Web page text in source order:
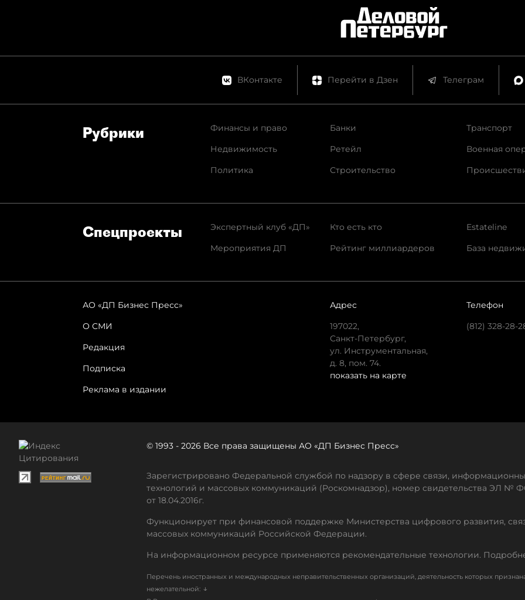
ВКонтакте Перейти в Дзен Телеграм
Рубрики
Финансы и право
Недвижимость
Политика
Банки
Ретейл
Строительство
Транспорт
Военная
Спец­проекты
Экспертный клуб «ДП»
Мероприятия ДП
Кто есть кто
Рейтинг миллиардеров
Estateline
База
АО «ДП Бизнес Пресс»
О СМИ
Редакция
Подписка
Реклама в издании
Адрес
197022,
Санкт-Петербург,
ул. Инструментальная,
д. 8, пом. 74.
показать на карте
Телефон
(812) 328-28-
© 1993 - 2026 Все права защищены АО «ДП Бизнес Пресс»
Зарегистрировано Федеральной службой по надзору в сфере связи,
технологий и массовых коммуникаций (Роскомнадзор), номер свидетельства ЭЛ №
от 18.04.2016г.
Функционирует при финансовой поддержке Министерства цифрового развития,
массовых коммуникаций Российской Федерации.
На информационном ресурсе применяются рекомендательные технологии.
Перечень иностранных и международных неправительственных организаций, деятельность которых
нежелательной: ↓